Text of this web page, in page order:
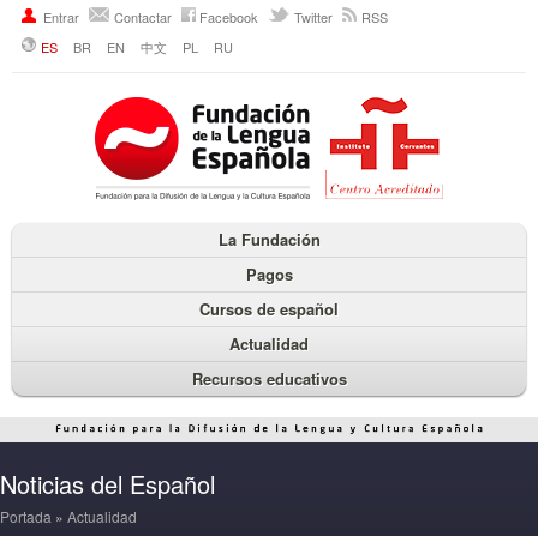
Entrar Contactar Facebook Twitter
RSS
ES
BR EN 中文 PL RU
La Fundación
Pagos
Cursos de español
Actualidad
Recursos educativos
Noticias del Español
Portada » Actualidad